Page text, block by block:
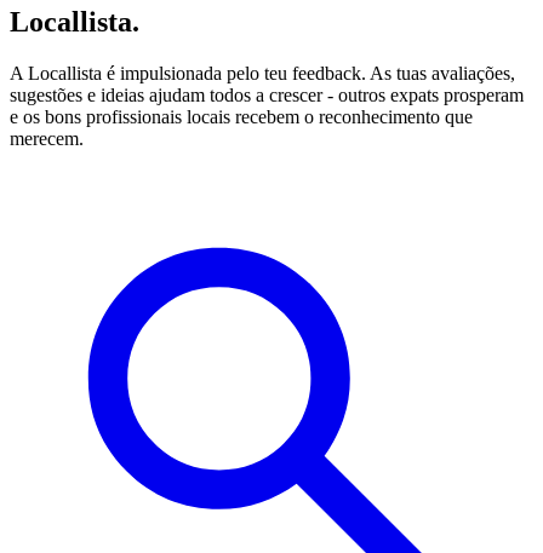
Locallista.
A Locallista é impulsionada pelo teu feedback. As tuas avaliações,
sugestões e ideias ajudam todos a crescer - outros expats prosperam
e os bons profissionais locais recebem o reconhecimento que
merecem.